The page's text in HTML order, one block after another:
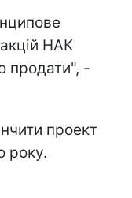
НАК
продати", -
проект
року.